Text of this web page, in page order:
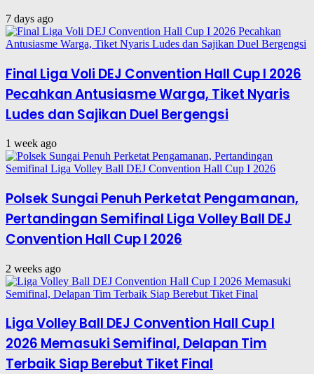
7 days ago
Final Liga Voli DEJ Convention Hall Cup I 2026
Pecahkan Antusiasme Warga, Tiket Nyaris
Ludes dan Sajikan Duel Bergengsi
1 week ago
Polsek Sungai Penuh Perketat Pengamanan,
Pertandingan Semifinal Liga Volley Ball DEJ
Convention Hall Cup I 2026
2 weeks ago
Liga Volley Ball DEJ Convention Hall Cup I
2026 Memasuki Semifinal, Delapan Tim
Terbaik Siap Berebut Tiket Final